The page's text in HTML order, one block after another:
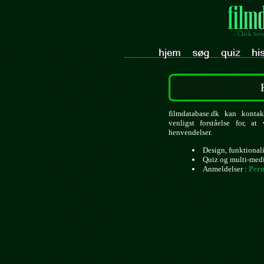
- Click
filmdatabase.dk kan
venligst forståelse for,
henvendelser.
Design,
Quiz og multi-
Anmeldelser :